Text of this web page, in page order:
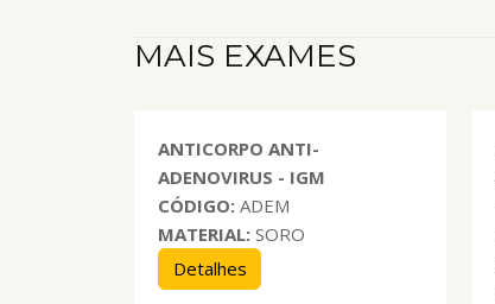
MAIS EXAMES
ANTICORPO ANTI-
ADENOVIRUS - IGM
CÓDIGO:ADEM
MATERIAL: SORO
Detalhes